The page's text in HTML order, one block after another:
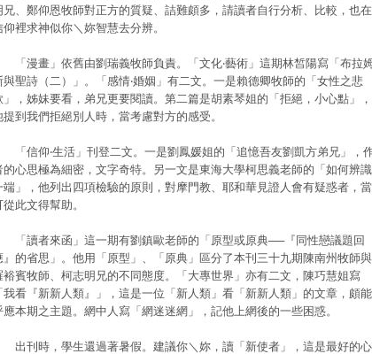
兄、鄭仰恩牧師對正方的質疑、詰難頗多，請讀者自行分析、比較，也在
仰裡求神似你＼妳智慧去分辨。
漫畫」依舊由劉瑞義牧師負責。「文化‧藝術」這期林皙陽寫「布拉
與聖詩（二）」。「感情‧婚姻」有二文。一是賴德卿牧師的「女性之悲
」，姊妹要看，弟兄更要閱讀。第二篇是胡素琴姐的「拒絕，小心點」，
提到我們拒絕別人時，當考慮對方的感受。
信仰‧生活」刊登二文。一是劉鳳媛姐的「追憶吾友劉凱方弟兄」，
的心思極為細密，文字奇特。另一文是東海大學柯思義老師的「如何辨識
端」，他列出四項檢驗的原則，對摩門教、耶和華見證人會有疑惑者，當
從此文得幫助。
讀者來函」這一期有劉鎮歐老師的「原型或原典──『同性戀議題回
』的省思」。他用「原型」、「原典」區分了本刊三十九期陳南州牧師與
裕賓牧師、柯志明兄的不同態度。「大專世界」亦有二文，陳巧慧姐寫
我看『新新人類』」，這是一位「新人類」看「新新人類」的文章，頗能
應本期之主題。網中人寫「網迷迷網」，記他上網後的一些困惑。
刊時，學生還過著暑假。建議你＼妳，讀「新使者」，這是最好的心